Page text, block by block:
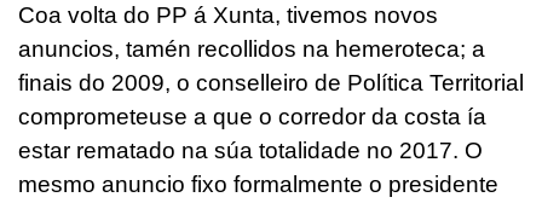
Coa volta do PP á Xunta, tivemos novos
anuncios, tamén recollidos na hemeroteca; a
finais do 2009, o conselleiro de Política Territorial
comprometeuse a que o corredor da costa ía
estar rematado na súa totalidade no 2017. O
mesmo anuncio fixo formalmente o presidente